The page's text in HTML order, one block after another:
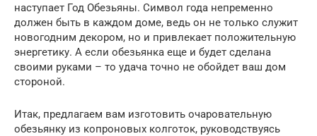
наступает Год Обезьяны. Символ года непременно
должен быть в каждом доме, ведь он не только служит
новогодним декором, но и привлекает положительную
энергетику. А если обезьянка еще и будет сделана
своими руками – то удача точно не обойдет ваш дом
стороной.
Итак, предлагаем вам изготовить очаровательную
обезьянку из копроновых колготок, руководствуясь